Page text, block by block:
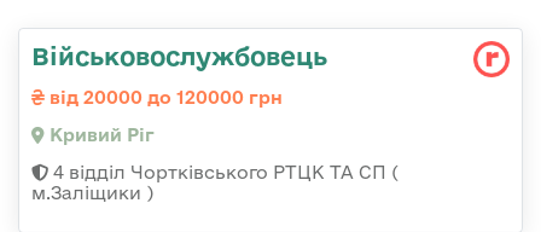
Військовослужбовець
від 20000 до 120000 грн
Кривий Ріг
4 відділ Чортківського РТЦК ТА СП (
м.Заліщики )